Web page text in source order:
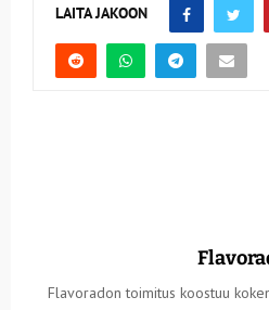
LAITA JAKOON
Flavoradon toimitus koostuu